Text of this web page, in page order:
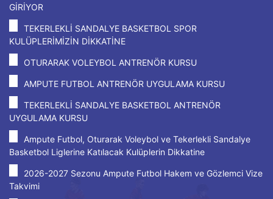
GİRİYOR
TEKERLEKLİ SANDALYE BASKETBOL SPOR
KULÜPLERİMİZİN DİKKATİNE
OTURARAK VOLEYBOL ANTRENÖR KURSU
AMPUTE FUTBOL ANTRENÖR UYGULAMA KURSU
TEKERLEKLİ SANDALYE BASKETBOL ANTRENÖR
UYGULAMA KURSU
Ampute Futbol, Oturarak Voleybol ve Tekerlekli Sandalye
Basketbol Liglerine Katılacak Kulüplerin Dikkatine
2026-2027 Sezonu Ampute Futbol Hakem ve Gözlemci Vize
Takvimi